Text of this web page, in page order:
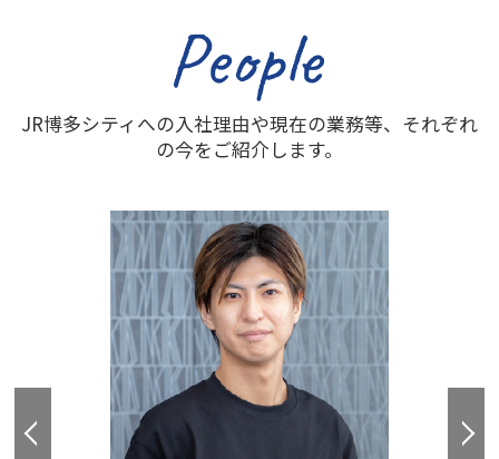
JR博多シティへの入社理由や現在の業務等、それぞれ
の今をご紹介します。